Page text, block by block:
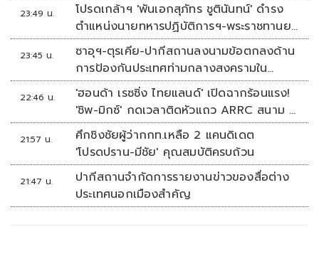
23:49 น.
โปรดเกล้าฯ 'พันเอกสุภัทร ชูตินันทน์' ดำรง
ตำแหน่งนายทหารปฏิบัติการฯ-พระราชทานยศ
'พลตรี'
23:45 น.
ซาอุฯ-ตุรเคีย-ปากีสถานลงนามข้อตกลงด้าน
การป้องกันประเทศท่ามกลางสงครามใน
ภูมิภาค
22:46 น.
'ฮอนด้า เรซซิ่ง ไทยแลนด์' เปิดฉากร้อนแรง!
'ชิพ-มิกซ์' กดเวลาติดหัวแถว ARRC สนาม 4
ที่มัลดาลิกา
21:57 น.
ศึกชิงชัยผู้ว่ากกท.เหลือ 2 แคนดิเดต
'โปรดปราน-มีชัย' คุณสมบัติครบถ้วน
21:47 น.
ปากีสถานจำกัดการรายงานข่าวของสื่อต่าง
ประเทศนอกเมืองสำคัญ